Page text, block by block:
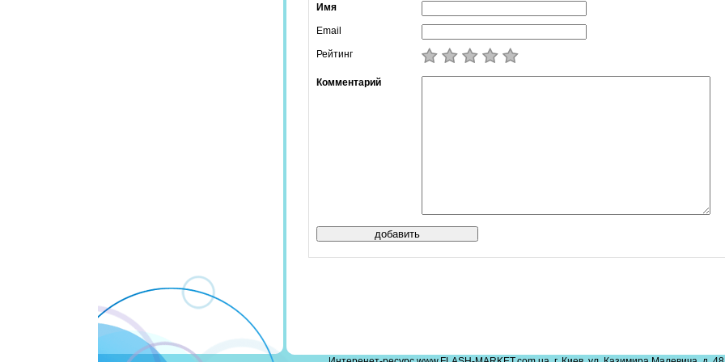
Имя
Email
Рейтинг
Комментарий